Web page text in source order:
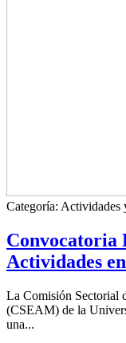
Categoría: Actividades
Convocatoria
Actividades
La Comisión Sectorial
(CSEAM) de la
una...